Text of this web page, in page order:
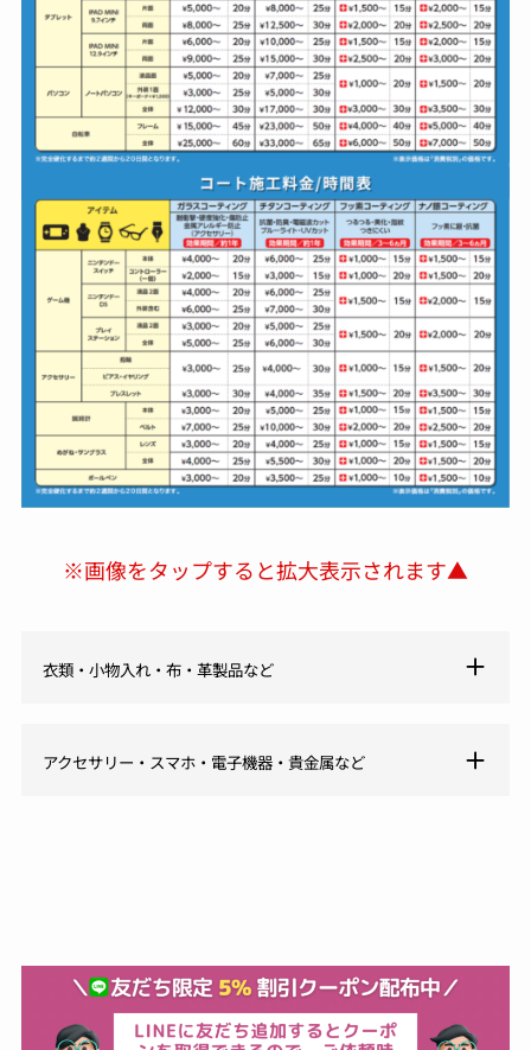
※画像をタップすると拡大表示されます▲
衣類・小物入れ・布・革製品など
アクセサリー・スマホ・電子機器・貴金属など